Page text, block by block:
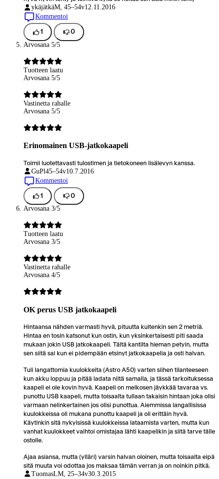
ykäjätkäM, 45–54v12.11.2016
Kommentoi
1 0
Arvosana 5/5
Tuotteen laatu
Arvosana 5/5
Vastinetta rahalle
Arvosana 5/5
Erinomainen USB-jatkokaapeli
Toimii luotettavasti tulostimen ja tietokoneen lisälevyn kanssa.
GuPl45–54v10.7.2016
Kommentoi
1 0
Arvosana 3/5
Tuotteen laatu
Arvosana 3/5
Vastinetta rahalle
Arvosana 4/5
OK perus USB jatkokaapeli
Hintaansa nähden varmasti hyvä, pituutta kuitenkin sen 2 metriä.
Hintaa en tosin katsonut kun ostin, kun yksinkertaisesti piti saada
mukaan jokin USB jatkokaapeli. Tältä kantilta hieman petyin, mutta
sen siitä sai kun ei pidempään etsinyt jatkokaapelia ja osti halvan.
Tuli langattomia kuulokkeita (Astro A50) varten siihen tilanteeseen
kun akku loppuu ja pitää ladata niitä samalla, ja tässä tarkoituksessa
kaapeli ei ole kovin hyvä. Kaapeli on melkosen jäykkää tavaraa vs.
punottu USB kaapeli, mutta toisaalta tullaan takaisin hintaan joka olisi
varmaan nelinkertainen jos olisi punottua. Aiemmissa langallisissa
kuulokkeissa oli mukana punottu kaapeli ja oli erittäin hyvä.
Käytinkin sitä nykyisissä kuulokkeissa lataamista varten, mutta kun
vanhat kuulokkeet vaihtoi omistajaa lähti kaapelikin ja siitä tarve tälle
ostolle.
Ajaa asiansa, mutta (ylläri) varsin halvan oloinen, mutta toisaalta eipä
sitä muuta voi odottaa jos maksaa tämän verran ja on noinkin pitkä.
TuomasLM, 25–34v30.3.2015